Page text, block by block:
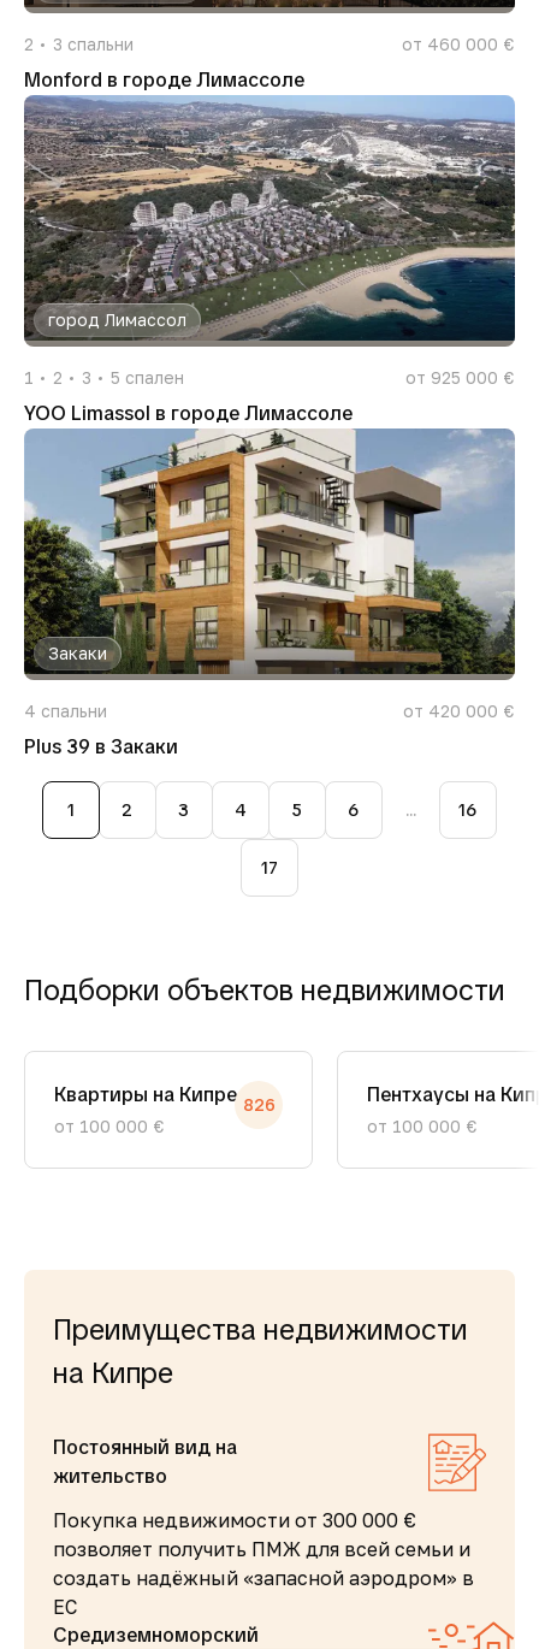
2 3 спальни от 460 000 €
Monford в городе Лимассоле
город Лимассол
1 2 3 5 спален от 925 000 €
YOO Limassol в городе Лимассоле
Закаки
4 спальни от 420 000 €
Plus 39 в Закаки
1 2 3 4 5 6 ... 16
17
Подборки объектов недвижимости
Квартиры на Кипре
от 100 000 €
826 Пентхаусы на
от 100 000 €
Преимущества недвижимости
на Кипре
Постоянный вид на
жительство
Покупка недвижимости от 300 000 €
позволяет получить ПМЖ для всей семьи и
создать надёжный «запасной аэродром» в
ЕС
Средиземноморский